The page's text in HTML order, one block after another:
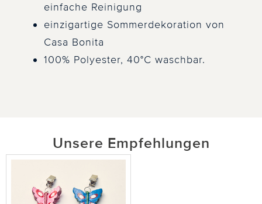
einfache Reinigung
einzigartige Sommerdekoration von
Casa Bonita
100% Polyester, 40°C waschbar.
Unsere Empfehlungen